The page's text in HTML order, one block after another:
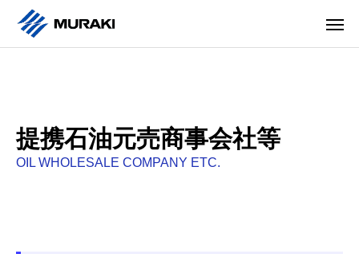
提携石油元売商事会社等
OIL WHOLESALE COMPANY ETC.